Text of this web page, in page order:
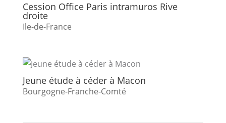
Cession Office Paris intramuros Rive
droite
Ile-de-France
Jeune étude à céder à Macon
Bourgogne-Franche-Comté